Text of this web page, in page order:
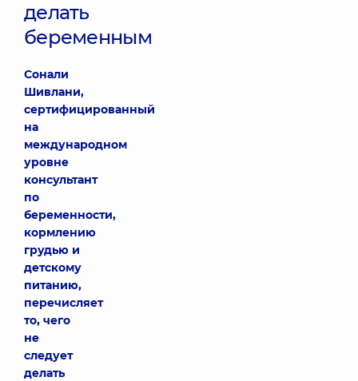
делать
беременным
Сонали
Шивлани,
сертифицированный
на
международном
уровне
консультант
по
беременности,
кормлению
грудью и
детскому
питанию,
перечисляет
то, чего
не
следует
делать